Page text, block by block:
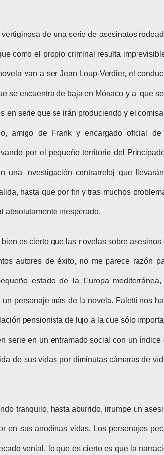
de una serie de asesinatos
como el propio criminal resulta
van a ser Jean Loup-Verdier, el
se encuentra de baja en Mónaco y al que
en serie que se irán produciendo y el
amigo de Frank y encargado oficial de
por el pequeño territorio del
una investigación contrarreloj que
hasta que por fin y tras muchos
absolutamente inesperado.
es cierto que las novelas sobre asesinos
autores de éxito, no me parece razón
estado de la Europa mediterránea,
personaje más de la novela. Faletti nos
pensionista de lujo a la que sólo
serie en un entramado social con un índice
de sus vidas por diminutas cámaras de
tranquilo, hasta aburrido, irrumpe un
en sus anodinas vidas. Los personajes
venial, lo que es cierto es que la